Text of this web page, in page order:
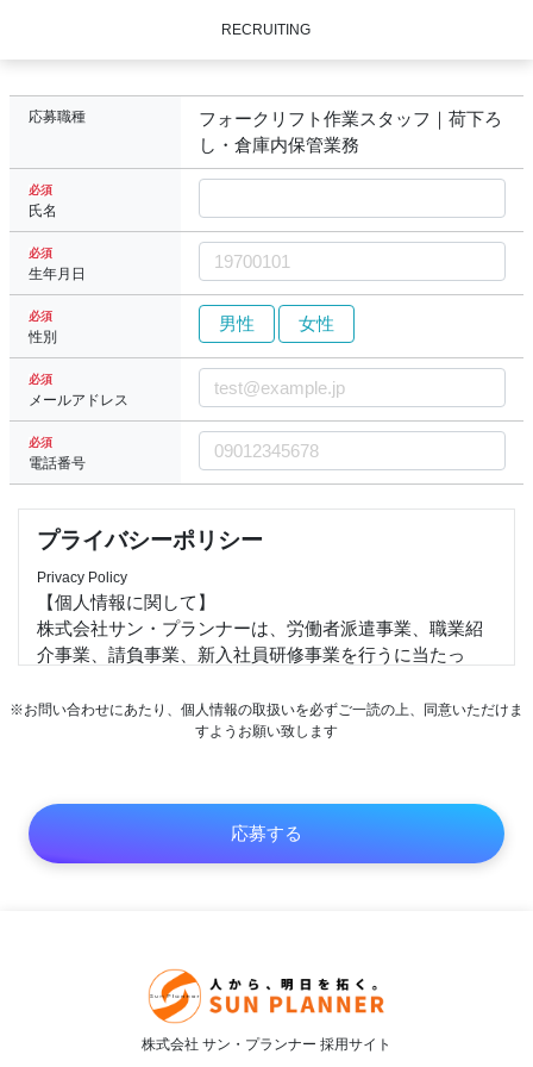
RECRUITING
応募職種
フォークリフト作業スタッフ｜荷下ろ
し・倉庫内保管業務
必須
氏名
必須
生年月日
必須
性別
男性 女性
必須
メールアドレス
必須
電話番号
プライバシーポリシー
Privacy Policy
【個人情報に関して】
株式会社サン・プランナーは、労働者派遣事業、職業紹
介事業、請負事業、新入社員研修事業を行うに当たっ
定個人情報等を保護することは重大な社会的責任と認識
します。以下の通り個人情報及び特定個人情報保護方針
1）個人情報及び特定個人情報等は、受託した業務並びに
従業者の雇用・人事管理上必要な範囲に限定して適切な
手段で取得、提供します。また、特定された利用目的の
は個人情報の紛失、破壊、改ざん及び漏えいなどのリス
クに関して教育、監査、改善を通して合理的な安全対策
を講じ、個人情報及び特定個人情報保護体制を継続的に
向上します。
※お問い合わせにあたり、個人情報の取扱いを必ずご一読の上、同意いただけま
すようお願い致します
株式会社 サン・プランナー 採用サイト